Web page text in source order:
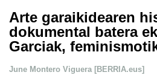
Arte garaikidearen
dokumental batera
Garciak,
June Montero Viguera [BERRIA.eus]